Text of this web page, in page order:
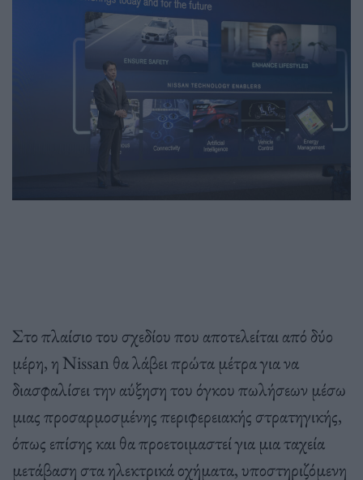
Στο πλαίσιο του σχεδίου που αποτελείται από δύο
μέρη, η Nissan θα λάβει πρώτα μέτρα για να
διασφαλίσει την αύξηση του όγκου πωλήσεων μέσω
μιας προσαρμοσμένης περιφερειακής στρατηγικής,
όπως επίσης και θα προετοιμαστεί για μια ταχεία
μετάβαση στα ηλεκτρικά οχήματα, υποστηριζόμενη